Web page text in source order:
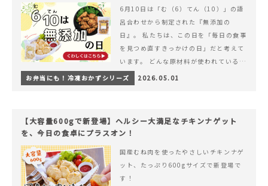
6月10日は「む（6）てん（10）」の語
呂合わせから制定された『無添加の
日』。 私たちは、この日を「毎日の食事
を見つめ直すきっかけの日」だと考えて
います。 どんな原材料が使われているの
か。 どのようにつくられているのか。&
hellip; 続きを読む 【6月10日（無添加
お弁当にも！冷凍おかずシリーズ 2026.05.01
【大容量600gで新登場】ヘルシー大満足なチキンナゲット
を、今日の食卓にプラスオン！
国産むね肉を使ったやさしいチキンナゲ
ット、たっぷり600gサイズで新登場で
す！